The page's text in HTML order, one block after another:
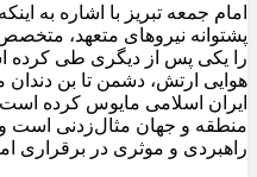
امام جمعه تبریز با اشاره به
پشتوانه نیروهای متعهد،
را یکی پس از دیگری طی کرده
هوایی ارتش، دشمن تا بن دندان
ایران اسلامی مایوس کرده
منطقه و جهان مثال‌زدنی است
راهبردی و موثری در برقراری